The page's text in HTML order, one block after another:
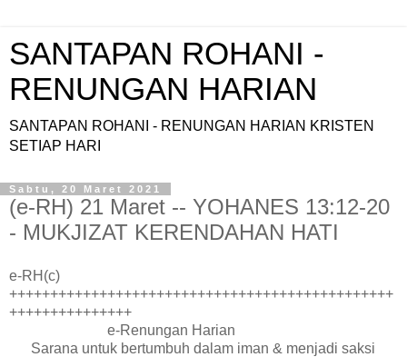
SANTAPAN ROHANI -
RENUNGAN HARIAN
SANTAPAN ROHANI - RENUNGAN HARIAN KRISTEN
SETIAP HARI
Sabtu, 20 Maret 2021
(e-RH) 21 Maret -- YOHANES 13:12-20
- MUKJIZAT KERENDAHAN HATI
e-RH(c)
+++++++++++++++++++++++++++++++++++++++++++++++
+++++++++++++++
e-Renungan Harian
Sarana untuk bertumbuh dalam iman & menjadi saksi